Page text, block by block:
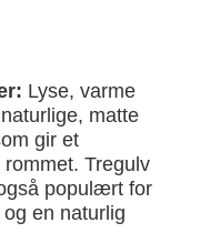
Lyse, varme
matte
gir et
Tregulv
populært for
en naturlig